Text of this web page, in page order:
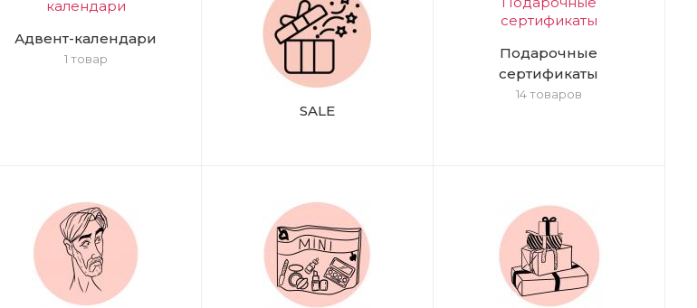
Адвент-календари
1 товар
SALE
Подарочные
сертификаты
14 товаров